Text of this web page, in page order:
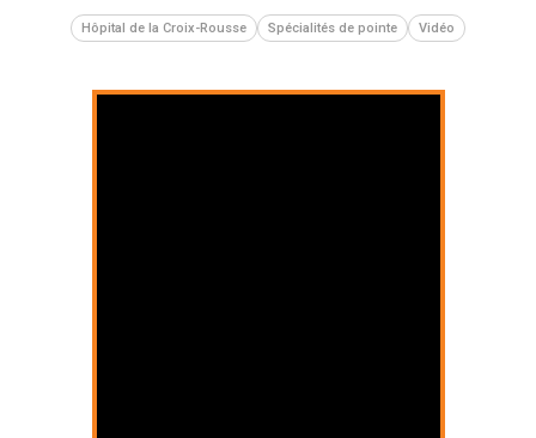
Hôpital de la Croix-Rousse Spécialités de pointe Vidéo